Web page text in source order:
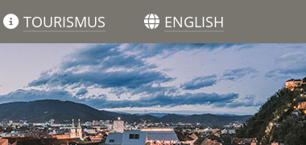
TOURISMUS ENGLISH